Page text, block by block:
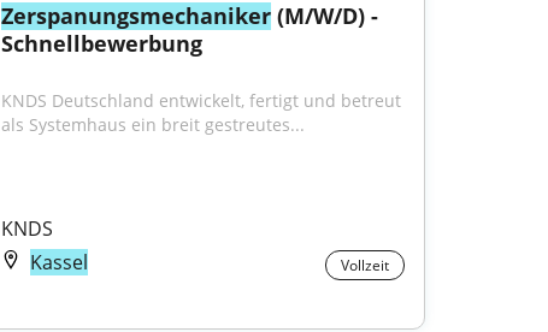
Zerspanungsmechaniker (M/W/D) -
Schnellbewerbung
KNDS Deutschland entwickelt, fertigt und betreut
als Systemhaus ein breit gestreutes...
KNDS
Kassel
Vollzeit